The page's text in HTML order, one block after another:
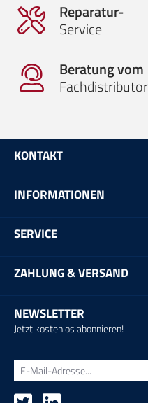
Reparatur-
Service
Beratung vom
Fachdistributor
KONTAKT
INFORMATIONEN
SERVICE
ZAHLUNG & VERSAND
NEWSLETTER
Jetzt kostenlos abonnieren!